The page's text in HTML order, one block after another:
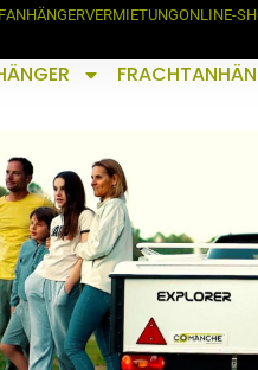
ANHÄNGERVERMIETUNGONLINE-